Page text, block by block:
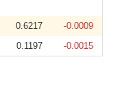
0.6217
-0.0009
0.1197 -0.0015